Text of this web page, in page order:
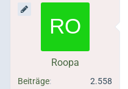
Roopa
Beiträge
2.558